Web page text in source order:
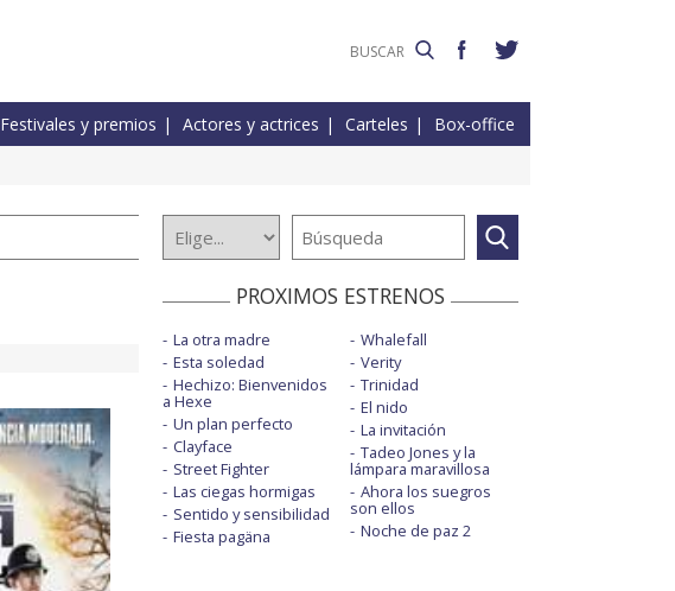
Festivales y premios Actores y actrices Carteles Box-office
PROXIMOS ESTRENOS
La otra madre
Esta soledad
Hechizo: Bienvenidos
a Hexe
Un plan perfecto
Clayface
Street Fighter
Las ciegas hormigas
Sentido y sensibilidad
Fiesta pagäna
Whalefall
Verity
Trinidad
El nido
La invitación
Tadeo Jones y la
lámpara maravillosa
Ahora los suegros
son ellos
Noche de paz 2